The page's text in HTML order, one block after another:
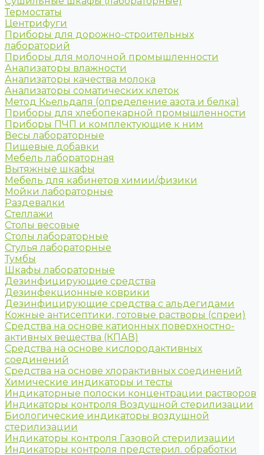
Термостаты
Центрифуги
Приборы для дорожно-строительных
лабораторий
Приборы для молочной промышленности
Анализаторы влажности
Анализаторы качества молока
Анализаторы соматических клеток
Метод Кьельдаля (определение азота и белка)
Приборы для хлебопекарной промышленности
Приборы ПЧП и комплектующие к ним
Весы лабораторные
Пищевые добавки
Мебель лабораторная
Вытяжные шкафы
Мебель для кабинетов химии/физики
Мойки лабораторные
Раздевалки
Стеллажи
Столы весовые
Столы лабораторные
Стулья лабораторные
Тумбы
Шкафы лабораторные
Дезинфицирующие средства
Дезинфекционные коврики
Дезинфицирующие средства с альдегидами
Кожные антисептики, готовые растворы (спреи)
Средства на основе катионных поверхностно-
активных вещества (КПАВ)
Средства на основе кислородактивных
соединений
Средства на основе хлорактивных соединений
Химические индикаторы и тесты
Индикаторные полоски концентрации растворов
Индикаторы контроля Воздушной стерилизации
Биологические индикаторы воздушной
стерилизации
Индикаторы контроля Газовой стерилизации
Индикаторы контроля предстерил. обработки